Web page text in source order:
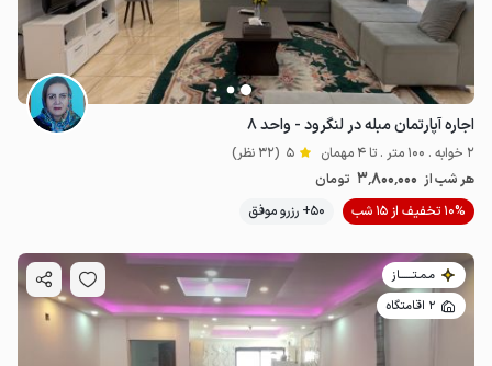
اجاره آپارتمان مبله در لنگرود - واحد ۸
2 خوابه . 100 متر . تا 4 مهمان 5 (32 نظر)
هر شب از 3٬800٬000 تومان
10% تخفیف از 15 شب
50+ رزرو موفق
مـمـتــــــاز
2 اقامتگاه